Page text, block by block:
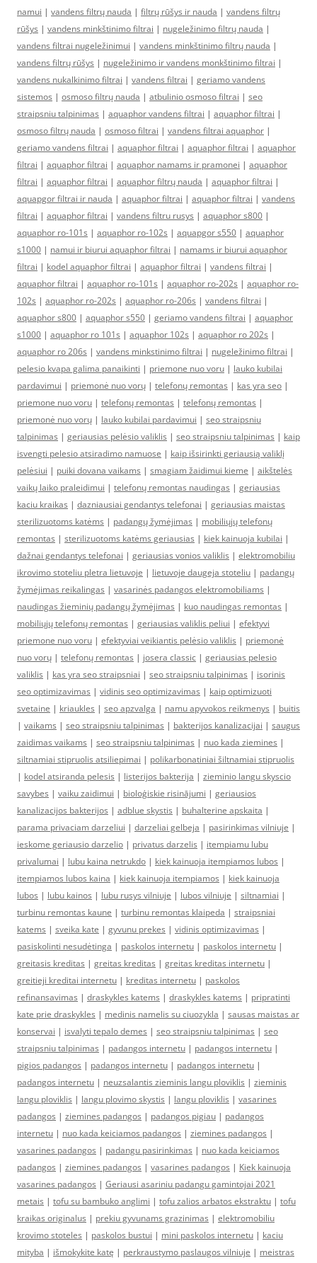
namui | vandens filtrų nauda | filtrų rūšys ir nauda | vandens filtrų
rūšys | vandens minkštinimo filtrai | nugeležinimo filtrų nauda |
vandens filtrai nugeležinimui | vandens minkštinimo filtrų nauda |
vandens filtrų rūšys | nugeležinimo ir vandens monkštinimo filtrai |
vandens nukalkinimo filtrai | vandens filtrai | geriamo vandens
sistemos | osmoso filtrų nauda | atbulinio osmoso filtrai | seo
straipsniu talpinimas | aquaphor vandens filtrai | aquaphor filtrai |
osmoso filtrų nauda | osmoso filtrai | vandens filtrai aquaphor |
geriamo vandens filtrai | aquaphor filtrai | aquaphor filtrai | aquaphor
filtrai | aquaphor filtrai | aquaphor namams ir pramonei | aquaphor
filtrai | aquaphor filtrai | aquaphor filtrų nauda | aquaphor filtrai |
aquapgor filtrai ir nauda | aquaphor filtrai | aquaphor filtrai | vandens
filtrai | aquaphor filtrai | vandens filtru rusys | aquaphor s800 |
aquaphor ro-101s | aquaphor ro-102s | aquapgor s550 | aquaphor
s1000 | namui ir biurui aquaphor filtrai | namams ir biurui aquaphor
filtrai | kodel aquaphor filtrai | aquaphor filtrai | vandens filtrai |
aquaphor filtrai | aquaphor ro-101s | aquaphor ro-202s | aquaphor ro-
102s | aquaphor ro-202s | aquaphor ro-206s | vandens filtrai |
aquaphor s800 | aquaphor s550 | geriamo vandens filtrai | aquaphor
s1000 | aquaphor ro 101s | aquaphor 102s | aquaphor ro 202s |
aquaphor ro 206s | vandens minkstinimo filtrai | nugeležinimo filtrai |
pelesio kvapa galima panaikinti | priemone nuo voru | lauko kubilai
pardavimui | priemonė nuo vorų | telefonų remontas | kas yra seo |
priemone nuo voru | telefonų remontas | telefonų remontas |
priemonė nuo vorų | lauko kubilai pardavimui | seo straipsniu
talpinimas | geriausias pelėsio valiklis | seo straipsniu talpinimas | kaip
isvengti pelesio atsiradimo namuose | kaip išsirinkti geriausią valiklį
pelėsiui | puiki dovana vaikams | smagiam žaidimui kieme | aikštelės
vaikų laiko praleidimui | telefonų remontas naudingas | geriausias
kaciu kraikas | dazniausiai gendantys telefonai | geriausias maistas
sterilizuotoms katėms | padangų žymėjimas | mobiliųjų telefonų
remontas | sterilizuotoms katėms geriausias | kiek kainuoja kubilai |
dažnai gendantys telefonai | geriausias vonios valiklis | elektromobiliu
ikrovimo stoteliu pletra lietuvoje | lietuvoje daugeja stoteliu | padangų
žymėjimas reikalingas | vasarinės padangos elektromobiliams |
naudingas žieminių padangų žymėjimas | kuo naudingas remontas |
mobiliųjų telefonų remontas | geriausias valiklis peliui | efektyvi
priemone nuo voru | efektyviai veikiantis pelėsio valiklis | priemonė
nuo vorų | telefonų remontas | josera classic | geriausias pelesio
valiklis | kas yra seo straipsniai | seo straipsniu talpinimas | isorinis
seo optimizavimas | vidinis seo optimizavimas | kaip optimizuoti
svetaine | kriaukles | seo apzvalga | namu apyvokos reikmenys | buitis
| vaikams | seo straipsniu talpinimas | bakterijos kanalizacijai | saugus
zaidimas vaikams | seo straipsniu talpinimas | nuo kada ziemines |
siltnamiai stipruolis atsiliepimai | polikarbonatiniai šiltnamiai stipruolis
| kodel atsiranda pelesis | listerijos bakterija | zieminio langu skyscio
savybes | vaiku zaidimui | bioloģiskie risinājumi | geriausios
kanalizacijos bakterijos | adblue skystis | buhalterine apskaita |
parama privaciam darzeliui | darzeliai gelbeja | pasirinkimas vilniuje |
ieskome geriausio darzelio | privatus darzelis | itempiamu lubu
privalumai | lubu kaina netrukdo | kiek kainuoja itempiamos lubos |
itempiamos lubos kaina | kiek kainuoja itempiamos | kiek kainuoja
lubos | lubu kainos | lubu rusys vilniuje | lubos vilniuje | siltnamiai |
turbinu remontas kaune | turbinu remontas klaipeda | straipsniai
katems | sveika kate | gyvunu prekes | vidinis optimizavimas |
pasiskolinti nesudėtinga | paskolos internetu | paskolos internetu |
greitasis kreditas | greitas kreditas | greitas kreditas internetu |
greitieji kreditai internetu | kreditas internetu | paskolos
refinansavimas | draskykles katems | draskykles katems | pripratinti
kate prie draskykles | medinis namelis su ciuozykla | sausas maistas ar
konservai | isvalyti tepalo demes | seo straipsniu talpinimas | seo
straipsniu talpinimas | padangos internetu | padangos internetu |
pigios padangos | padangos internetu | padangos internetu |
padangos internetu | neuzsalantis zieminis langu ploviklis | zieminis
langu ploviklis | langu plovimo skystis | langu ploviklis | vasarines
padangos | ziemines padangos | padangos pigiau | padangos
internetu | nuo kada keiciamos padangos | ziemines padangos |
vasarines padangos | padangu pasirinkimas | nuo kada keiciamos
padangos | ziemines padangos | vasarines padangos | Kiek kainuoja
vasarines padangos | Geriausi asariniu padangu gamintojai 2021
metais | tofu su bambuko anglimi | tofu zalios arbatos ekstraktu | tofu
kraikas originalus | prekiu gyvunams grazinimas | elektromobiliu
krovimo stoteles | paskolos bustui | mini paskolos internetu | kaciu
mityba | išmokykite katę | perkraustymo paslaugos vilniuje | meistras